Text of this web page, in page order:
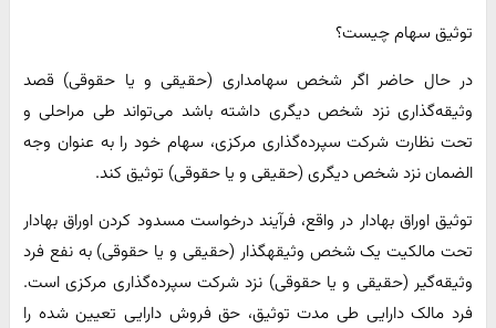
توثیق سهام چیست؟
در حال حاضر اگر شخص سهامداری (حقیقی و یا حقوقی) قصد
وثیقه‌گذاری نزد شخص دیگری داشته باشد می‌تواند طی مراحلی و
تحت نظارت شرکت سپرده‌گذاری مرکزی، سهام خود را به عنوان وجه
الضمان نزد شخص دیگری (حقیقی و یا حقوقی) توثیق کند.
توثیق اوراق بهادار در واقع، فرآیند درخواست مسدود کردن اوراق بهادار
تحت مالکیت یک شخص وثیقه‎گذار (حقیقی و یا حقوقی) به نفع فرد
وثیقه‌گیر (حقیقی و یا حقوقی) نزد شرکت سپرده‌گذاری مرکزی است.
فرد مالک دارایی طی مدت توثیق، حق فروش دارایی تعیین شده را